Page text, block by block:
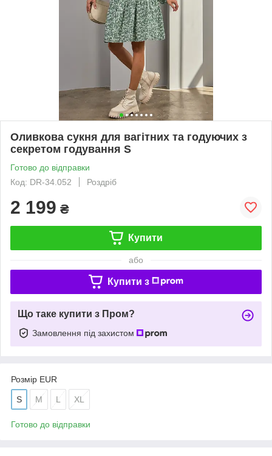
Оливкова сукня для вагітних та годуючих з
секретом годування S
Готово до відправки
Код: DR-34.052
Роздріб
2 199 ₴
Купити
або
Купити з
Що таке купити з Пром?
Замовлення під захистом
Розмір EUR
S M L XL
Готово до відправки